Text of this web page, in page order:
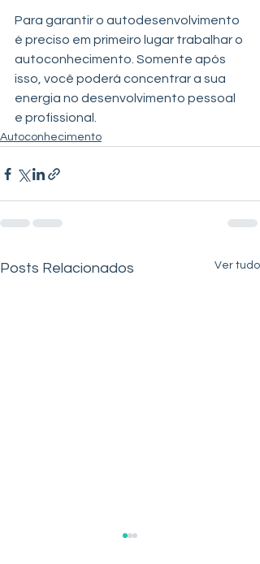
Para garantir o autodesenvolvimento
é preciso em primeiro lugar trabalhar o
autoconhecimento. Somente após
isso, você poderá concentrar a sua
energia no desenvolvimento pessoal
e profissional.
Autoconhecimento
Posts Relacionados Ver tudo